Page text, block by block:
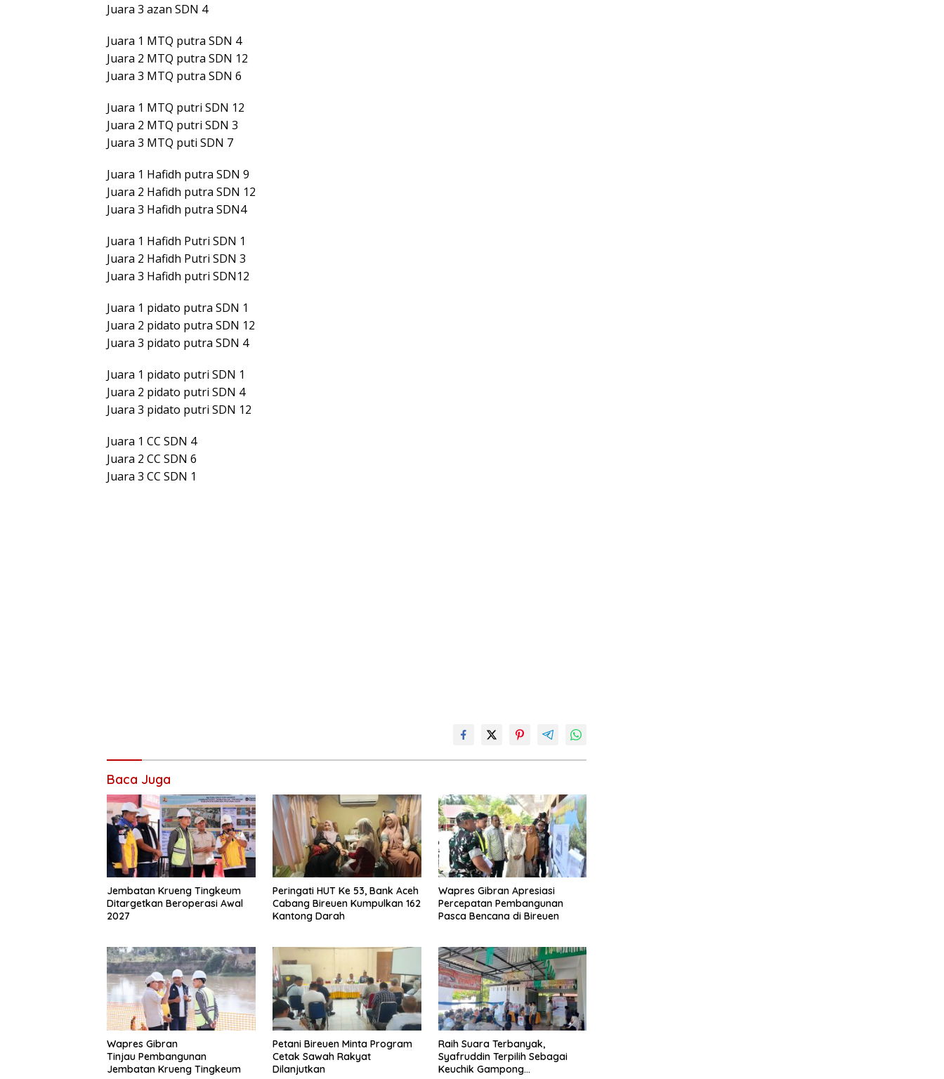
Juara 3 azan SDN 4
Juara 1 MTQ putra SDN 4
Juara 2 MTQ putra SDN 12
Juara 3 MTQ putra SDN 6
Juara 1 MTQ putri SDN 12
Juara 2 MTQ putri SDN 3
Juara 3 MTQ puti SDN 7
Juara 1 Hafidh putra SDN 9
Juara 2 Hafidh putra SDN 12
Juara 3 Hafidh putra SDN4
Juara 1 Hafidh Putri SDN 1
Juara 2 Hafidh Putri SDN 3
Juara 3 Hafidh putri SDN12
Juara 1 pidato putra SDN 1
Juara 2 pidato putra SDN 12
Juara 3 pidato putra SDN 4
Juara 1 pidato putri SDN 1
Juara 2 pidato putri SDN 4
Juara 3 pidato putri SDN 12
Juara 1 CC SDN 4
Juara 2 CC SDN 6
Juara 3 CC SDN 1
Baca Juga
Jembatan Krueng Tingkeum
Ditargetkan Beroperasi Awal
2027
Peringati HUT Ke 53, Bank Aceh
Cabang Bireuen Kumpulkan 162
Kantong Darah
Wapres Gibran Apresiasi
Percepatan Pembangunan
Pasca Bencana di Bireuen
Wapres Gibran
Tinjau Pembangunan
Jembatan Krueng Tingkeum
Petani Bireuen Minta Program
Cetak Sawah Rakyat
Dilanjutkan
Raih Suara Terbanyak,
Syafruddin Terpilih Sebagai
Keuchik Gampong